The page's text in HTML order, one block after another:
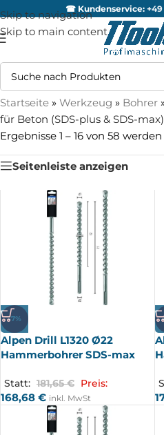
Skip to navigation
Skip to main content
☎ Kundenservice:
Startseite » Werkzeug » Bohrer
für Beton (SDS-plus & SDS-max)
Ergebnisse 1 – 16 von 58
Seitenleiste anzeigen
-7%
Alpen Drill L1320 Ø22
Hammerbohrer SDS-max
Statt: 181,65€ Preis:
168,68 € inkl. MwSt